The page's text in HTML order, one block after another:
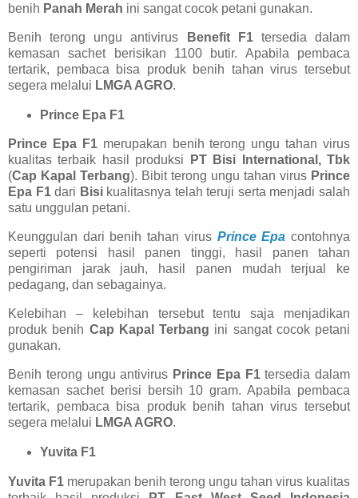
benih Panah Merah ini sangat cocok petani gunakan.
Benih terong ungu antivirus Benefit F1tersedia dalam
kemasan sachet berisikan 1100 butir. Apabila pembaca
tertarik, pembaca bisa produk benih tahan virus tersebut
segera melalui LMGA AGRO.
Prince Epa F1
Prince Epa F1 merupakan benih terong ungu tahan virus
kualitas terbaik hasil produksi
PT Bisi International, Tbk
(Cap Kapal Terbang). Bibit terong ungu tahan virus Prince
Epa F1dari Bisikualitasnya telah teruji serta menjadi salah
satu unggulan petani.
Keunggulan dari benih tahan virus Prince Epa contohnya
seperti potensi hasil panen tinggi, hasil panen tahan
pengiriman jarak jauh, hasil panen mudah terjual ke
pedagang, dan sebagainya.
Kelebihan – kelebihan tersebut tentu saja menjadikan
produk benih Cap Kapal Terbang ini sangat cocok petani
gunakan.
Benih terong ungu antivirus Prince Epa F1tersedia dalam
kemasan sachet berisi bersih 10 gram. Apabila pembaca
tertarik, pembaca bisa produk benih tahan virus tersebut
segera melalui LMGA AGRO.
Yuvita F1
Yuvita F1 merupakan benih terong ungu tahan virus kualitas